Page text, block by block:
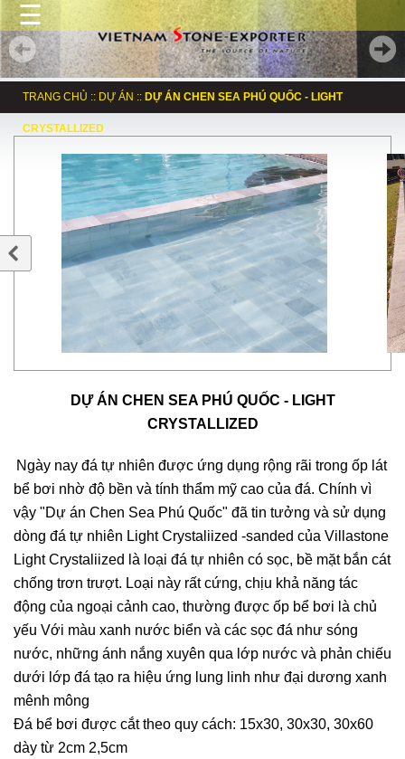
☰
TRANG CHỦ :: DỰ ÁN :: DỰ ÁN CHEN SEA PHÚ QUỐC - LIGHT
CRYSTALLIZED
DỰ ÁN CHEN SEA PHÚ QUỐC - LIGHT
CRYSTALLIZED
Ngày nay đá tự nhiên được ứng dụng rộng rãi trong ốp lát
bể bơi nhờ độ bền và tính thẩm mỹ cao của đá. Chính vì
vậy "Dự án Chen Sea Phú Quốc" đã tin tưởng và sử dụng
dòng đá tự nhiên Light Crystaliized -sanded của Villastone
Light Crystaliized là loại đá tự nhiên có sọc, bề mặt bắn cát
chống trơn trượt. Loại này rất cứng, chịu khả năng tác
động của ngoại cảnh cao, thường được ốp bể bơi là chủ
yếu Với màu xanh nước biển và các sọc đá như sóng
nước, những ánh nắng xuyên qua lớp nước và phản chiếu
dưới lớp đá tạo ra hiệu ứng lung linh như đại dương xanh
mênh mông
Đá bể bơi được cắt theo quy cách: 15x30, 30x30, 30x60
dày từ 2cm 2,5cm